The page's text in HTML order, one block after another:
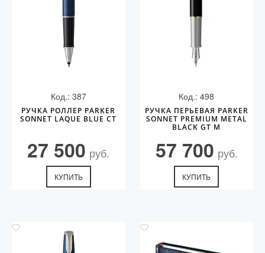
Код.: 387
РУЧКА РОЛЛЕР PARKER
SONNET LAQUE BLUE CT
27 500 руб.
КУПИТЬ
Код.: 498
РУЧКА ПЕРЬЕВАЯ PARKER
SONNET PREMIUM METAL
BLACK GT M
57 700 руб.
КУПИТЬ